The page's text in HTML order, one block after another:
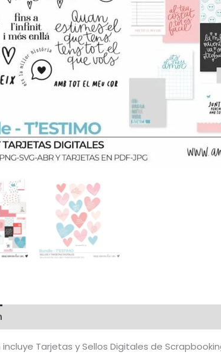
Tarjetas y Sellos Digitales de